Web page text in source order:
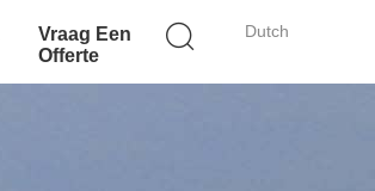
Dutch
Vraag Een
Offerte